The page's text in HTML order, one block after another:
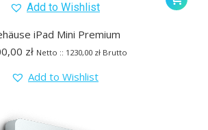
Add to Wishlist
iPad Mini Premium
zł Netto :: 1230,00 złBrutto
Add to Wishlist